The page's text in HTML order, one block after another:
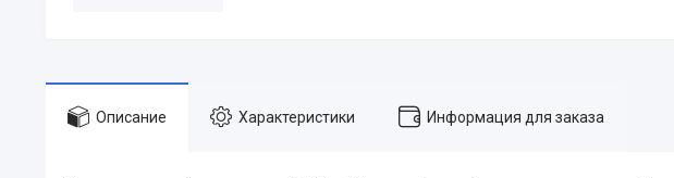
Описание Характеристики Информация для заказа